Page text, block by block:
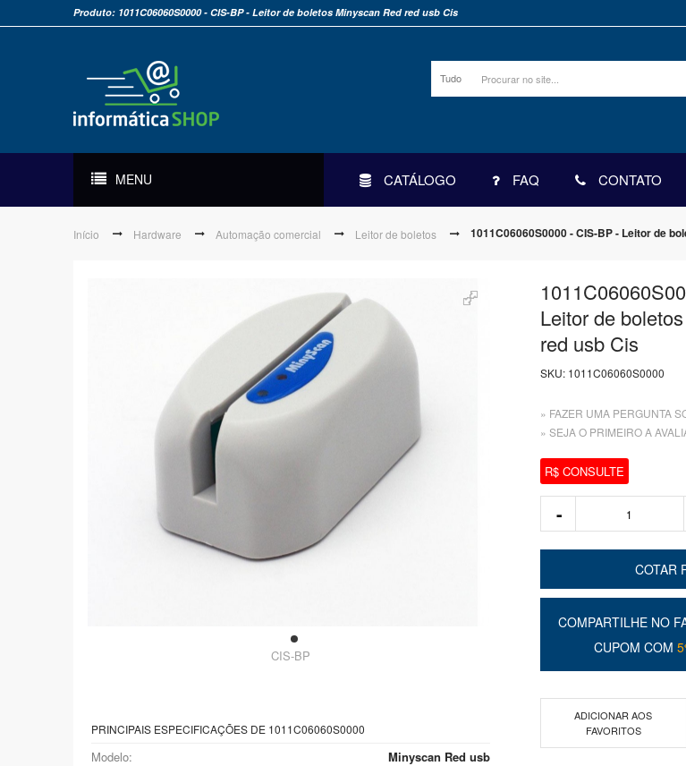
Produto: 1011C06060S0000 - CIS-BP - Leitor de boletos Minyscan Red red usb Cis
Tudo
MENU CATÁLOGO FAQ CONTATO
Início Hardware Automação comercial Leitor de boletos 1011C06060S0000 - CIS-BP - Leitor de
CIS-BP
PRINCIPAIS ESPECIFICAÇÕES DE 1011C06060S0000
Modelo: Minyscan Red usb
Leitor de
red usb Cis
SKU: 1011C06060S0000
» FAZER UMA PERGUNTA
» SEJA O PRIMEIRO A
R$ CONSULTE
COTAR
COMPARTILHE NO
CUPOM COM
ADICIONAR AOS
FAVORITOS